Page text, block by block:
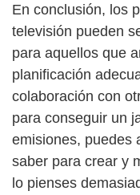
En conclusión, los
televisión pueden
para aquellos que
planificación
colaboración con
para conseguir un
emisiones, puedes
saber para crear y
lo pienses